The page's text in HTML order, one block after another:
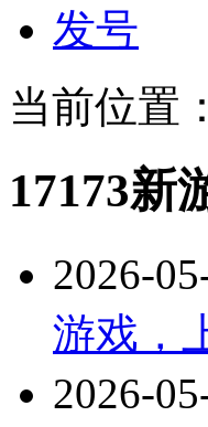
发号
当前位置
17173新
2026-
游戏，
2026-